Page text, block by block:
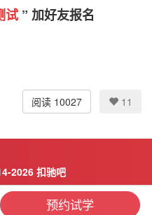
试 ” 加好友报名
阅读 10027 11
2026 扣驰吧
号-4
预约试学